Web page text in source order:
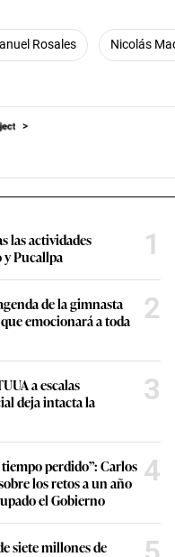
Rosales Nicolás
las actividades
y Pucallpa
1
de la gimnasta
emocionará a toda
2
a escalas
deja intacta la
3
perdido”: Carlos
los retos a un año
el Gobierno
4
siete millones de